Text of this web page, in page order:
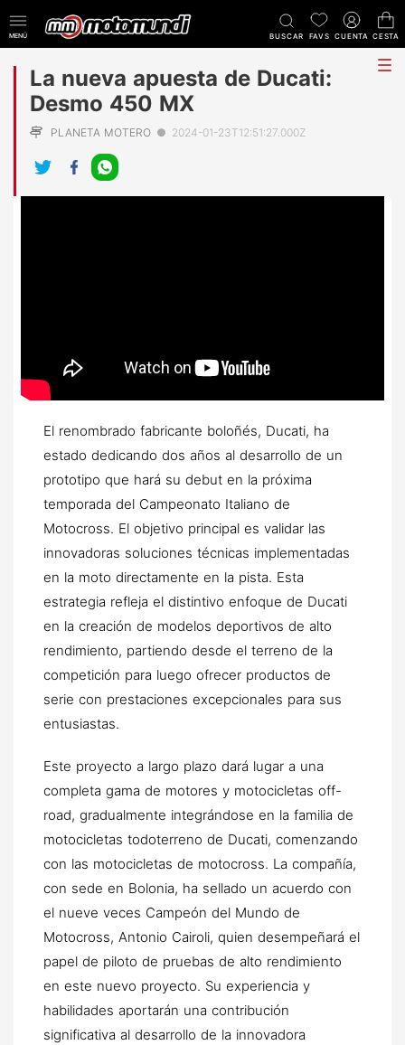
MENÚ BUSCAR FAVS CUENTA CESTA
La nueva apuesta de Ducati:
Desmo 450 MX
PLANETA MOTERO ● 2024-01-23T12:51:27.000Z
El renombrado fabricante boloñés, Ducati, ha
estado dedicando dos años al desarrollo de un
prototipo que hará su debut en la próxima
temporada del Campeonato Italiano de
Motocross. El objetivo principal es validar las
innovadoras soluciones técnicas implementadas
en la moto directamente en la pista. Esta
estrategia refleja el distintivo enfoque de Ducati
en la creación de modelos deportivos de alto
rendimiento, partiendo desde el terreno de la
competición para luego ofrecer productos de
serie con prestaciones excepcionales para sus
entusiastas.
Este proyecto a largo plazo dará lugar a una
completa gama de motores y motocicletas off-
road, gradualmente integrándose en la familia de
motocicletas todoterreno de Ducati, comenzando
con las motocicletas de motocross. La compañía,
con sede en Bolonia, ha sellado un acuerdo con
el nueve veces Campeón del Mundo de
Motocross, Antonio Cairoli, quien desempeñará el
papel de piloto de pruebas de alto rendimiento
en este nuevo proyecto. Su experiencia y
habilidades aportarán una contribución
significativa al desarrollo de la innovadora